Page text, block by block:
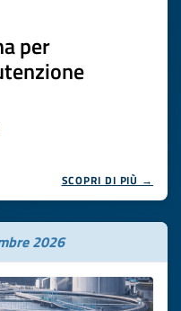
per
SCOPRI DI PIÙ →
2026